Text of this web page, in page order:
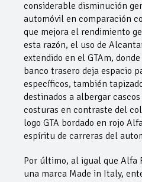
considerable disminución
automóvil en comparación
que mejora el rendimiento
esta razón, el uso de
extendido en el GTAm,
banco trasero deja espacio
específicos, también
destinados a albergar
costuras en contraste del
logo GTA bordado en rojo
espíritu de carreras del
Por último, al igual que Alfa
una marca Made in Italy,